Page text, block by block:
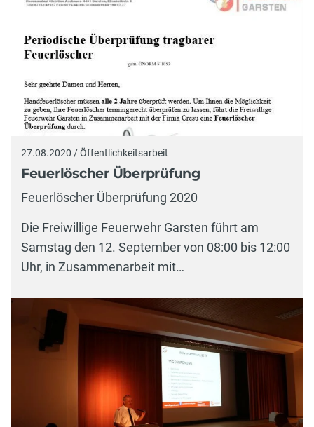
27.08.2020 / Öffentlichkeitsarbeit
Feuerlöscher Überprüfung
Feuerlöscher Überprüfung 2020
Die Freiwillige Feuerwehr Garsten führt am
Samstag den 12. September von 08:00 bis 12:00
Uhr, in Zusammenarbeit mit…